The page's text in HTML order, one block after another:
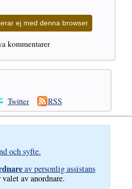
ej med denna browser
kommentarer
Twitter RSS
och syfte.
av personlig assistans
av anordnare.